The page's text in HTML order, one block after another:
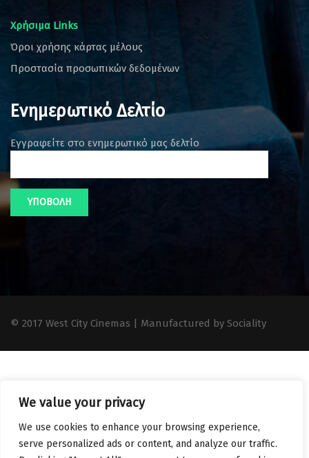
We value your privacy
We use cookies to enhance your browsing experience,
serve personalized ads or content, and analyze our traffic.
Χρήσιμα Links
Όροι χρήσης κάρτας μέλους
Προστασία προσωπικών δεδομένων
Ενημερωτικό Δελτίο
Εγγραφείτε στο ενημερωτικό μας δελτίο
© 2017 West City Cinemas | Manufactured by Sociality